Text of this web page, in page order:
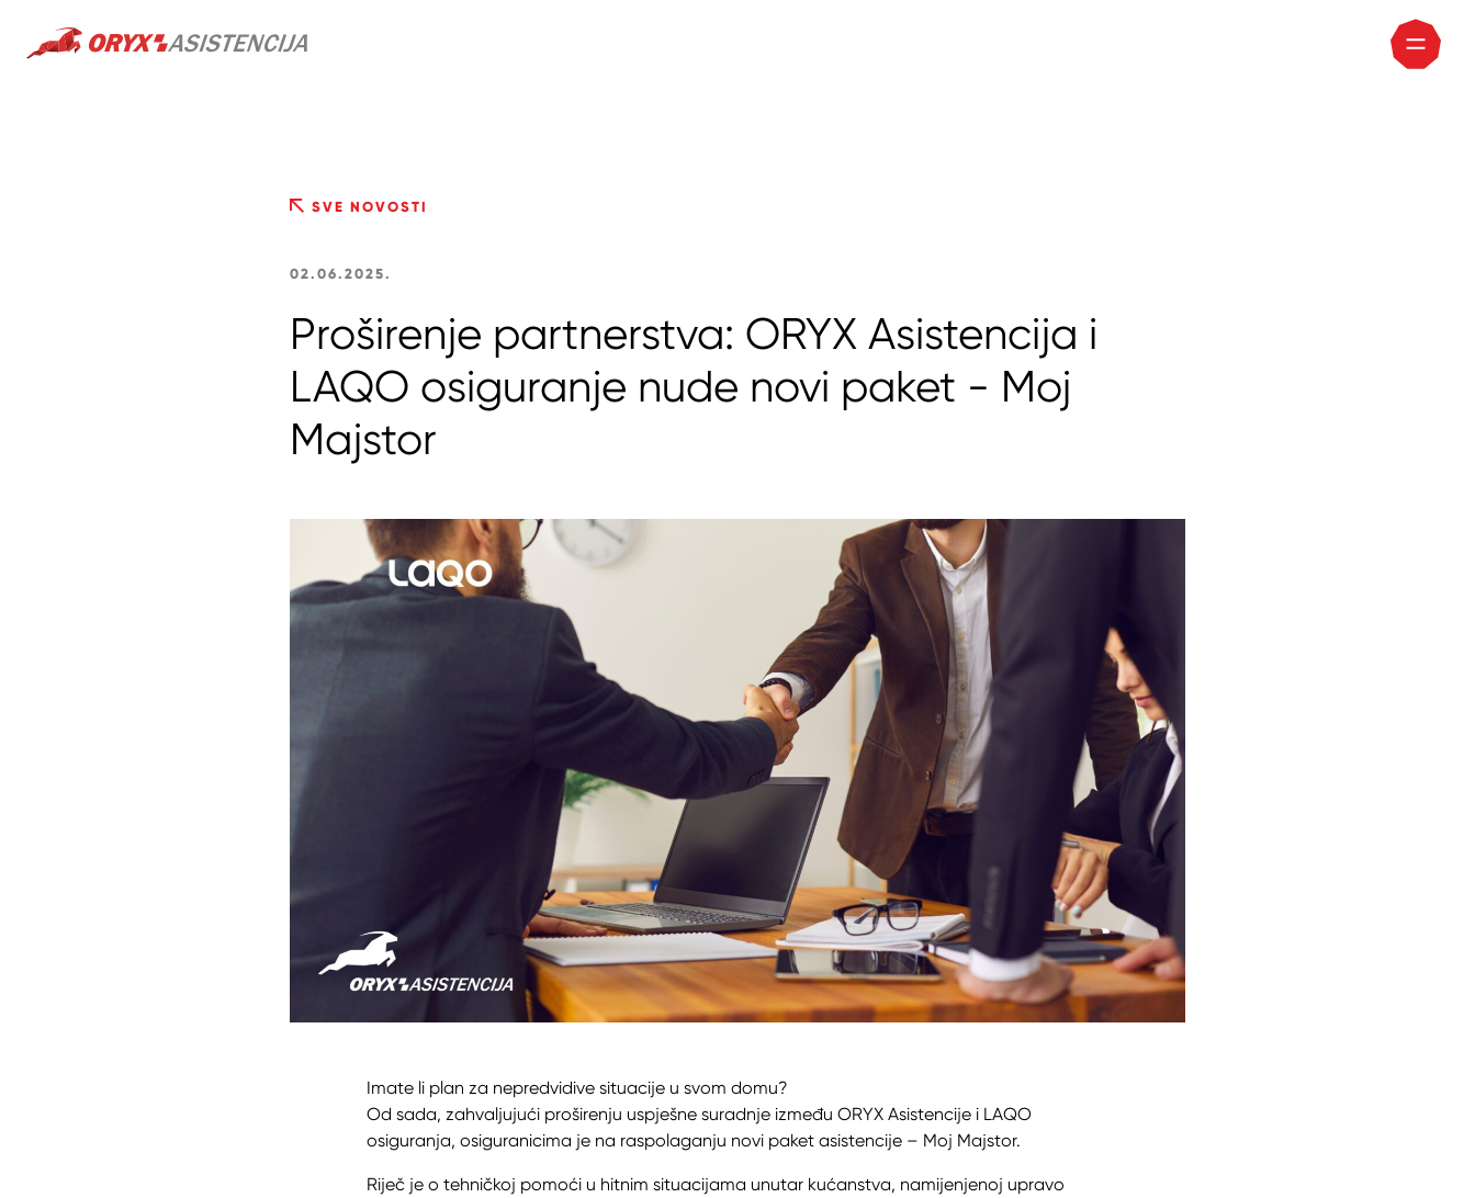
SVE NOVOSTI
02.06.2025.
Proširenje partnerstva: ORYX Asistencija i
LAQO osiguranje nude novi paket - Moj
Majstor
Imate li plan za nepredvidive situacije u svom domu?
Od sada, zahvaljujući proširenju uspješne suradnje između ORYX Asistencije i LAQO
osiguranja, osiguranicima je na raspolaganju novi paket asistencije – Moj Majstor.
Riječ je o tehničkoj pomoći u hitnim situacijama unutar kućanstva, namijenjenoj upravo